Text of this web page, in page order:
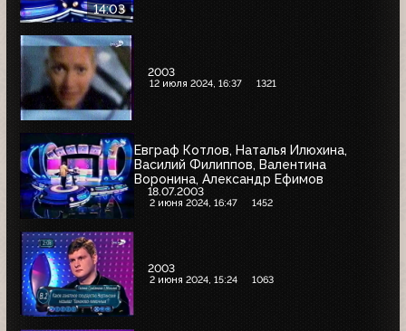
14:03
2003
12 июля 2024, 16:37 1321
Евграф Котлов, Наталья Илюхина,
Василий Филиппов, Валентина
Воронина, Александр Ефимов
18.07.2003
2 июня 2024, 16:47 1452
2003
2 июня 2024, 15:24 1063